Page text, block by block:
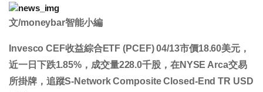
文/moneybar智能小編
Invesco CEF收益綜合ETF (PCEF) 04/13市價18.60美元，
近一日 下跌1.85% ，成交量228.0千股，在NYSE Arca交易
所掛牌，追蹤S-Network Composite Closed-End TR USD